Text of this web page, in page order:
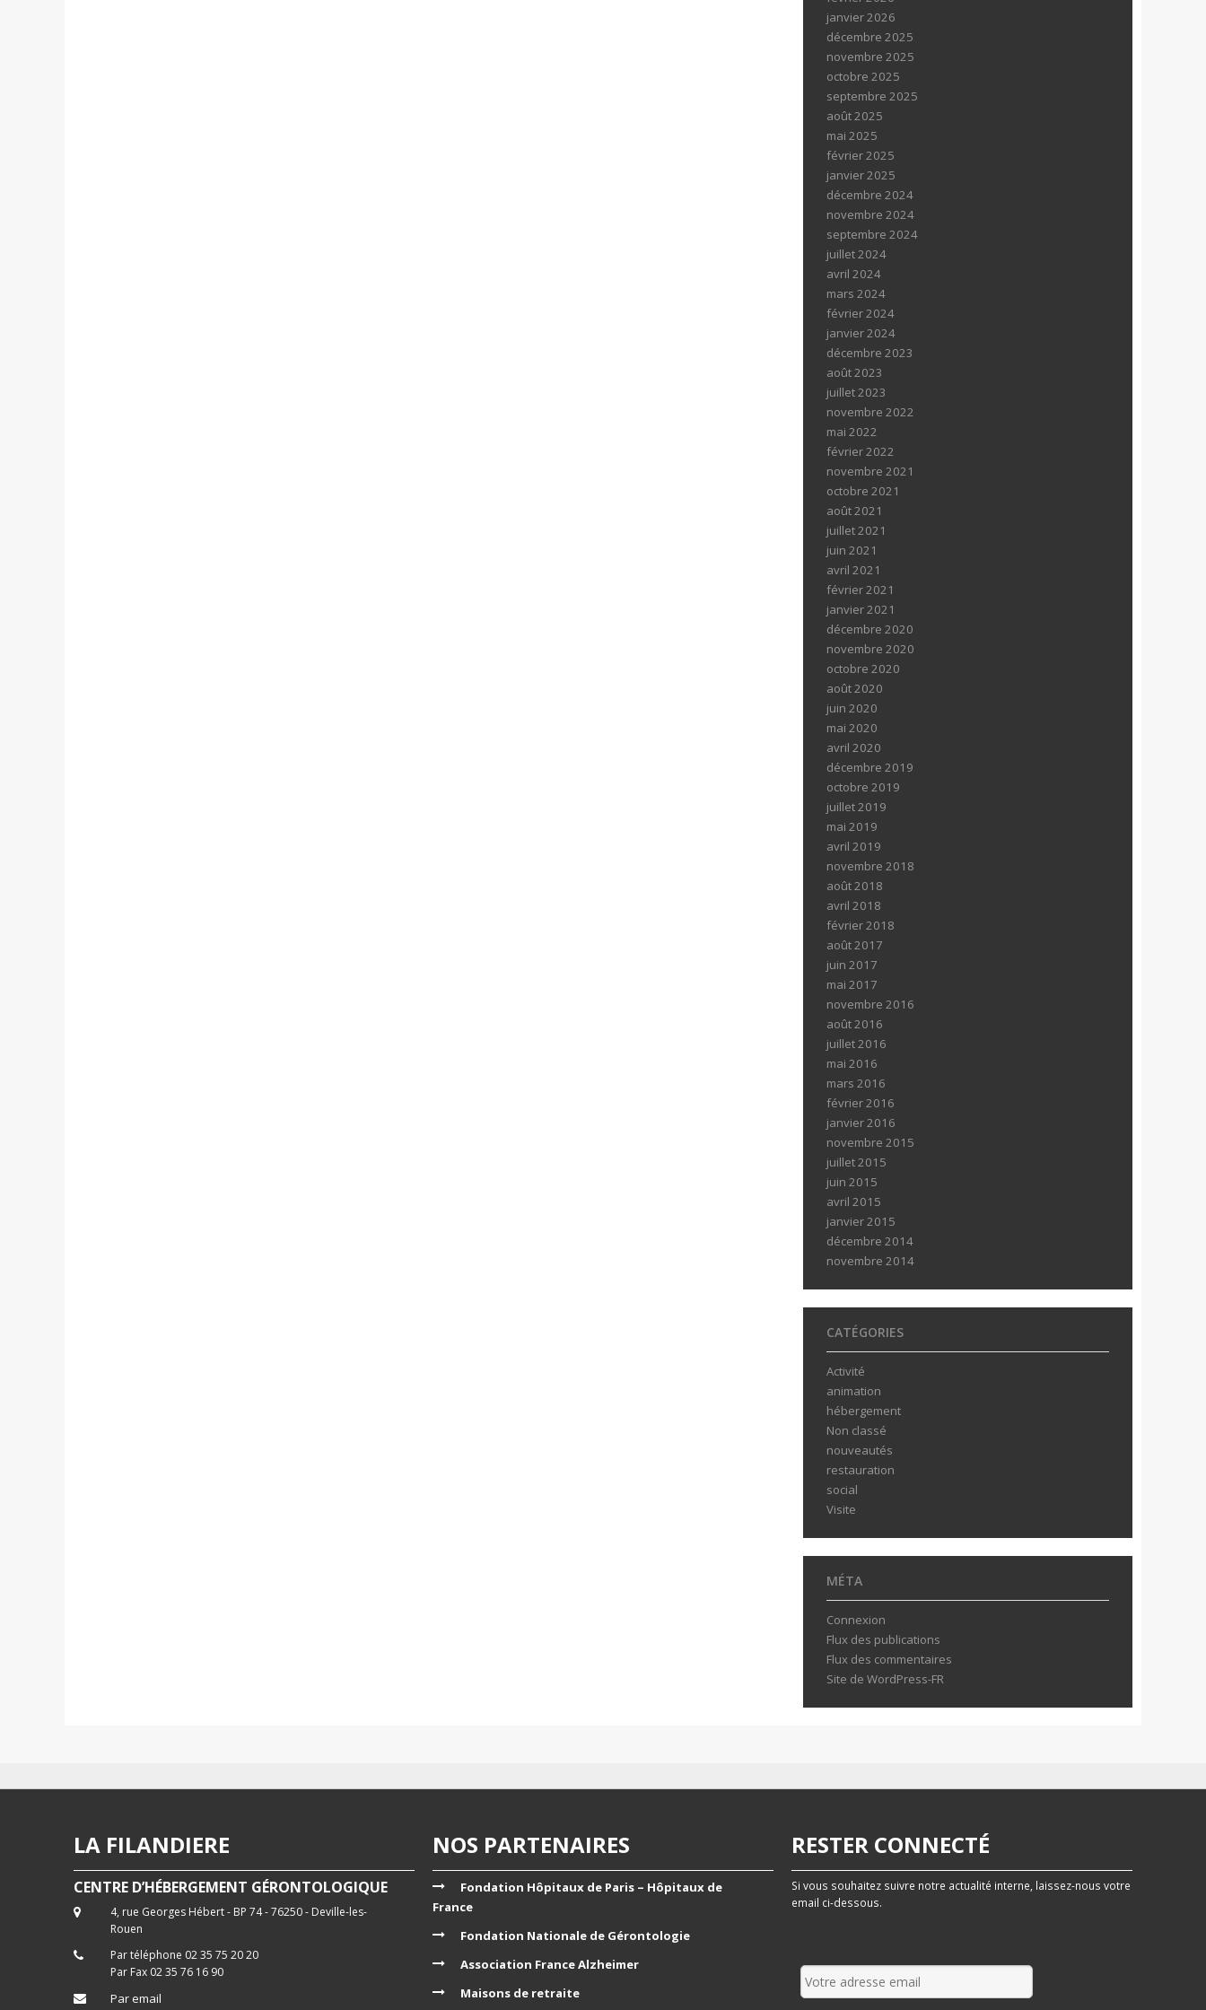
janvier 2026
décembre 2025
novembre 2025
octobre 2025
septembre 2025
août 2025
mai 2025
février 2025
janvier 2025
décembre 2024
novembre 2024
septembre 2024
juillet 2024
avril 2024
mars 2024
février 2024
janvier 2024
décembre 2023
août 2023
juillet 2023
novembre 2022
mai 2022
février 2022
novembre 2021
octobre 2021
août 2021
juillet 2021
juin 2021
avril 2021
février 2021
janvier 2021
décembre 2020
novembre 2020
octobre 2020
août 2020
juin 2020
mai 2020
avril 2020
décembre 2019
octobre 2019
juillet 2019
mai 2019
avril 2019
novembre 2018
août 2018
avril 2018
février 2018
août 2017
juin 2017
mai 2017
novembre 2016
août 2016
juillet 2016
mai 2016
mars 2016
février 2016
janvier 2016
novembre 2015
juillet 2015
juin 2015
avril 2015
janvier 2015
décembre 2014
novembre 2014
CATÉGORIES
Activité
animation
hébergement
Non classé
nouveautés
restauration
social
Visite
MÉTA
Connexion
Flux des publications
Flux des commentaires
Site de WordPress-FR
LA FILANDIERE
CENTRE D’HÉBERGEMENT GÉRONTOLOGIQUE
4, rue Georges Hébert - BP 74 - 76250 - Deville-les-
Rouen
Par téléphone 02 35 75 20 20
Par Fax 02 35 76 16 90
Par email
NOS PARTENAIRES
Fondation Hôpitaux de Paris – Hôpitaux de
France
Fondation Nationale de Gérontologie
Association France Alzheimer
Maisons de retraite
RESTER CONNECTÉ
Si vous souhaitez suivre notre actualité interne, laissez-nous votre
email ci-dessous.